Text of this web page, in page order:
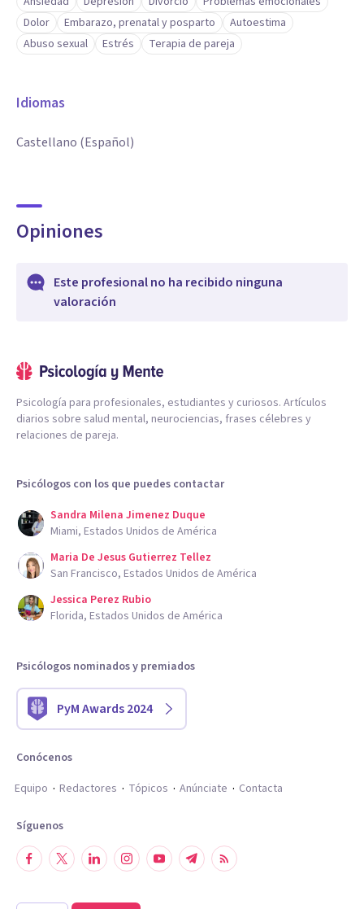
Dolor
Embarazo, prenatal y posparto
Autoestima
Abuso sexual
Estrés Terapia de pareja
Idiomas
Castellano (Español)
Opiniones
Este profesional no ha recibido ninguna
valoración
Psicología para profesionales, estudiantes y curiosos. Artículos
diarios sobre salud mental, neurociencias, frases célebres y
relaciones de pareja.
Psicólogos con los que puedes contactar
Sandra Milena Jimenez Duque
Miami, Estados Unidos de América
Maria De Jesus Gutierrez Tellez
San Francisco, Estados Unidos de América
Jessica Perez Rubio
Florida, Estados Unidos de América
Psicólogos nominados y premiados
PyM Awards 2024
Conócenos
Equipo
Redactores Tópicos Anúnciate Contacta
Síguenos